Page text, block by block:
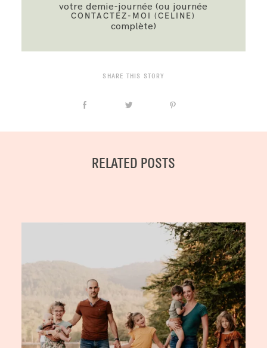
votre demie-journée (ou journée
complète)
CONTACTEZ-MOI (CELINE)
SHARE THIS STORY
RELATED POSTS